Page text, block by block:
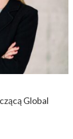
Global